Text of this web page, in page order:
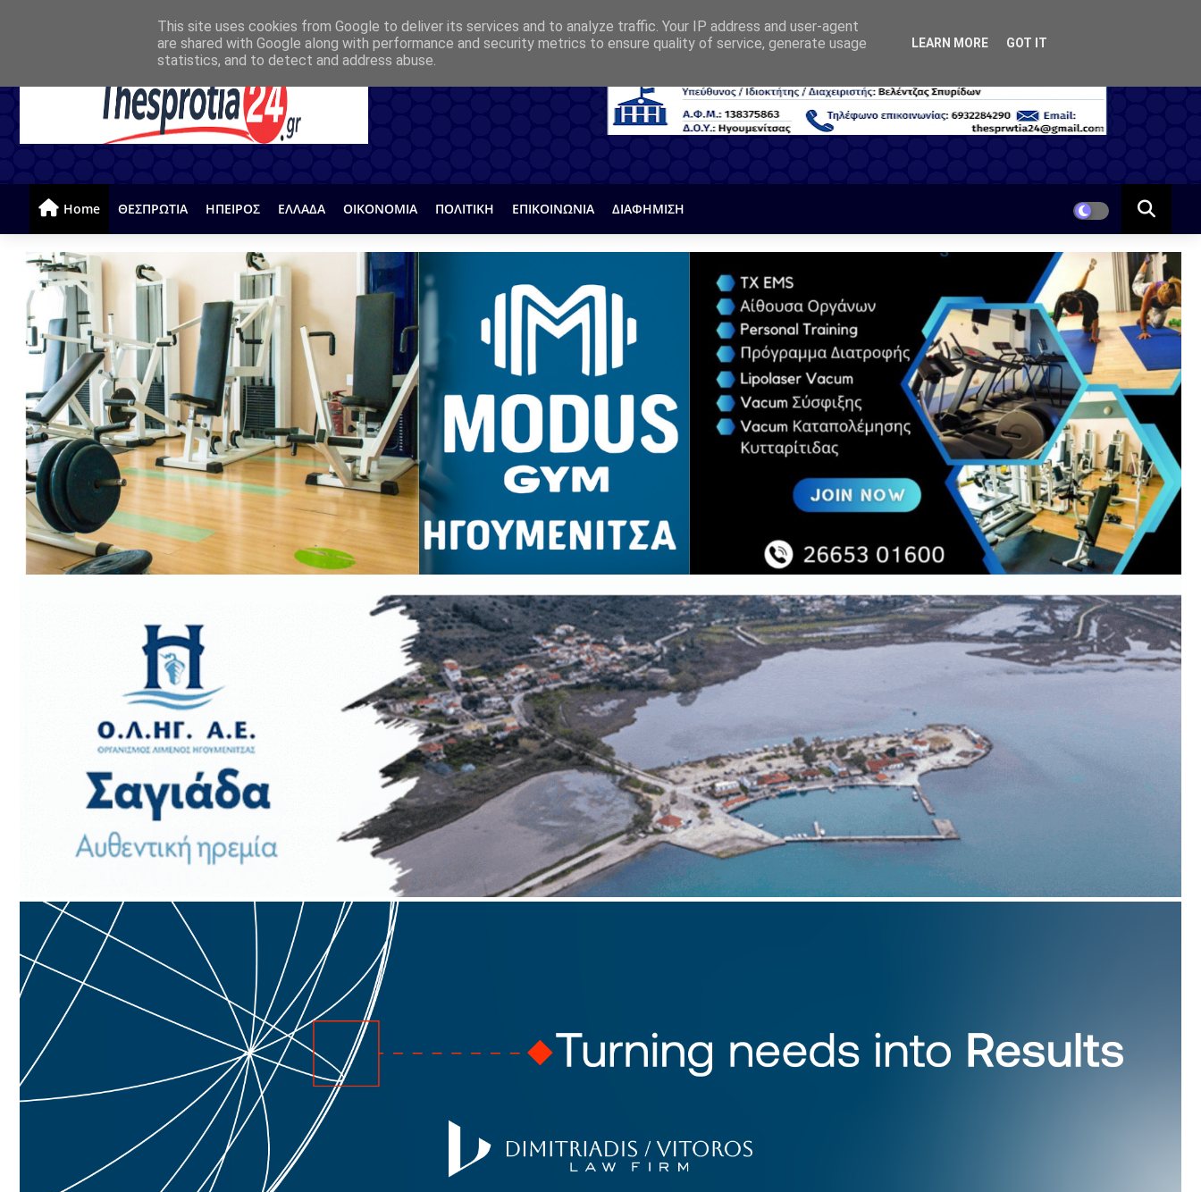
Home ΘΕΣΠΡΩΤΙΑ ΗΠΕΙΡΟΣ ΕΛΛΑΔΑ ΟΙΚΟΝΟΜΙΑ ΠΟΛΙΤΙΚΗ ΕΠΙΚΟΙΝΩΝΙΑ ΔΙΑΦΗΜΙΣΗ
This site uses cookies from Google to deliver its services and to analyze traffic. Your IP address and user-agent
are shared with Google along with performance and security metrics to ensure quality of service, generate usage
statistics, and to detect and address abuse.
LEARN MORE GOT IT